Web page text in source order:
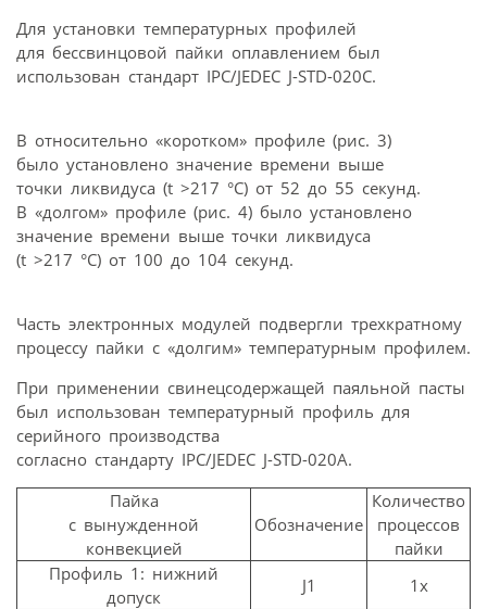
Для установки температурных профилей
для бессвинцовой пайки оплавлением был
использован стандарт IPC/JEDEC J-STD-020C.
В относительно «коротком» профиле (рис. 3)
было установлено значение времени выше
точки ликвидуса (t >217 °C) от 52 до 55 секунд.
В «долгом» профиле (рис. 4) было установлено
значение времени выше точки ликвидуса
(t >217 °C) от 100 до 104 секунд.
Часть электронных модулей подвергли трехкратному
процессу пайки с «долгим» температурным профилем.
При применении свинецсодержащей паяльной пасты
был использован температурный профиль для
серийного производства
согласно стандарту IPC/JEDEC J-STD-020A.
Пайка
с вынужденной
конвекцией
Обозначение
Количество
процессов
пайки
Профиль 1: нижний
допуск
J1
1x